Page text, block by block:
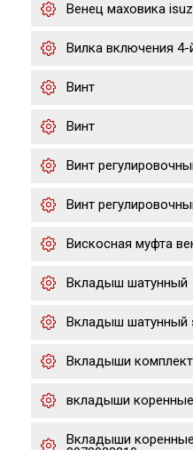
Венец маховика
Вилка включения 4-
Винт
Винт
Винт
Винт
Вискосная муфта
Вкладыш шатунный
Вкладыш шатунный
Вкладыши
вкладыши
Вкладыши